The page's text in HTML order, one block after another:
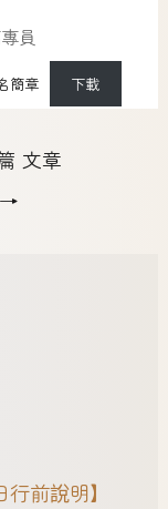
員
簡章 下載
文章
→
前說明】